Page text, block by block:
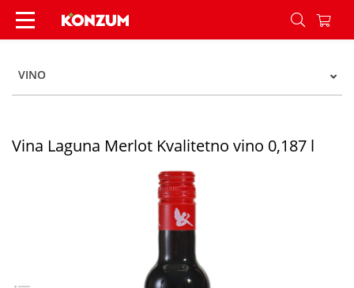
Vina Laguna Merlot Kvalitetno vino 0,187 l -
VINO
Vina Laguna Merlot Kvalitetno vino 0,187 l